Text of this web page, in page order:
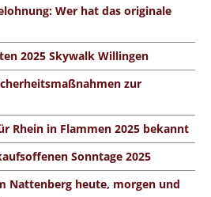
Wer hat das originale
2025 Skywalk Willingen
zur
Rhein in Flammen 2025 bekannt
Sonntage 2025
Nattenberg heute, morgen und